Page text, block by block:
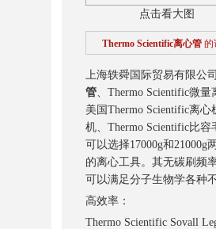
点击看大图
Thermo Scientific离心管 的
上海轶舜国际贸易有限公
管、Thermo Scientific微
美国Thermo Scientific离
机、Thermo Scientific比
可以选择17000g和
的离心工具。其无碳刷频
可以满足分子生物学各种
高效率：
Thermo Scientific Sovall